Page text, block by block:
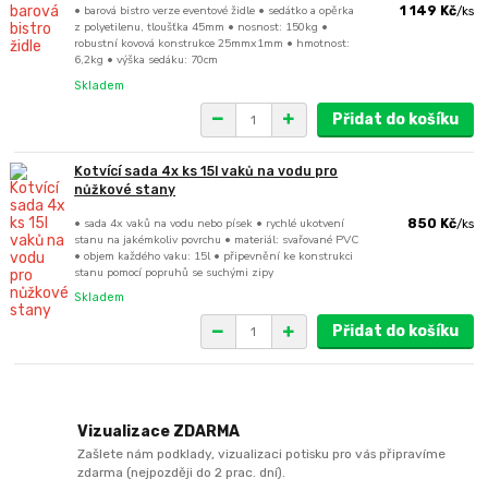
• barová bistro verze eventové židle • sedátko a opěrka
z polyetilenu, tloušťka 45mm • nosnost: 150kg •
robustní kovová konstrukce 25mmx1mm • hmotnost:
6,2kg • výška sedáku: 70cm
1 149 Kč/ks
Skladem
Přidat do košíku
Kotvící sada 4x ks 15l vaků na vodu pro
nůžkové stany
• sada 4x vaků na vodu nebo písek • rychlé ukotvení
stanu na jakémkoliv povrchu • materiál: svařované PVC
• objem každého vaku: 15l • připevnění ke konstrukci
stanu pomocí popruhů se suchými zipy
850 Kč/ks
Skladem
Přidat do košíku
Vizualizace ZDARMA
Zašlete nám podklady, vizualizaci potisku pro vás připravíme
zdarma (nejpozději do 2 prac. dní).